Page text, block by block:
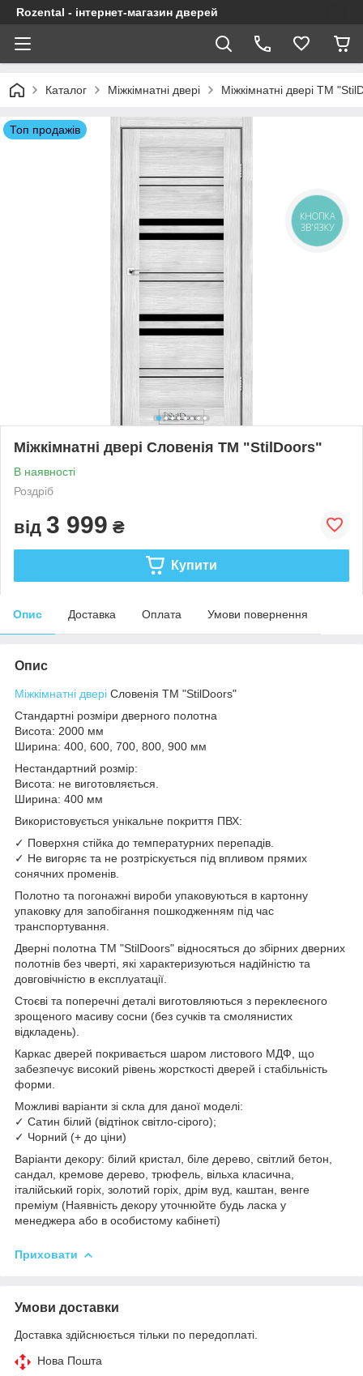
Rozental - інтернет-магазин дверей
Каталог Міжкімнатні двері Міжкімнатні двері ТМ
Топ продажів
Міжкімнатні двері Словенія ТМ "StilDoors"
В наявності
Роздріб
від 3 999 ₴
Купити
Опис Доставка Оплата Умови повернення
Опис
Міжкімнатні двері Словенія ТМ "StilDoors"
Стандартні розміри дверного полотна
Висота: 2000 мм
Ширина: 400, 600, 700, 800, 900 мм
Нестандартний розмір:
Висота: не виготовляється.
Ширина: 400 мм
Використовується унікальне покриття ПВХ:
✓ Поверхня стійка до температурних перепадів.
✓ Не вигоряє та не розтріскується під впливом прямих
сонячних променів.
Полотно та погонажні вироби упаковуються в картонну
упаковку для запобігання пошкодженням під час
транспортування.
Дверні полотна ТМ "StilDoors" відносяться до збірних дверних
полотнів без чверті, які характеризуються надійністю та
довговічністю в експлуатації.
Стоєві та поперечні деталі виготовляються з переклеєного
зрощеного масиву сосни (без сучків та смолянистих
відкладень).
Каркас дверей покривається шаром листового МДФ, що
забезпечує високий рівень жорсткості дверей і стабільність
форми.
Можливі варіанти зі скла для даної моделі:
✓ Сатин білий (відтінок світло-сірого);
✓ Чорний (+ до ціни)
Варіанти декору: білий кристал, біле дерево, світлий бетон,
сандал, кремове дерево, трюфель, вільха класична,
італійський горіх, золотий горіх, дрім вуд, каштан, венге
преміум (Наявність декору уточнюйте будь ласка у
менеджера або в особистому кабінеті)
Приховати
Умови доставки
Доставка здійснюється тільки по передоплаті.
Нова Пошта
КНОПКА
ЗВ'ЯЗКУ